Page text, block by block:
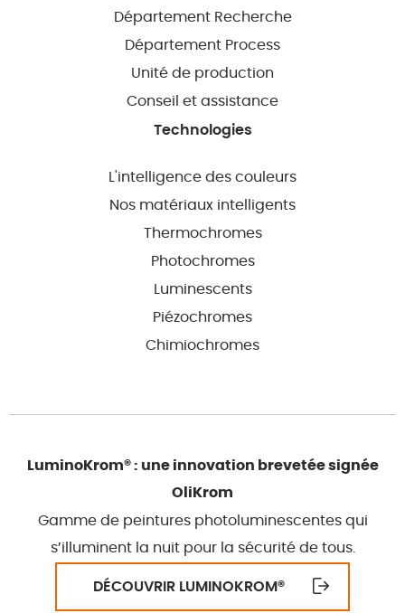
Département Recherche
Département Process
Unité de production
Conseil et assistance
Technologies
L'intelligence des couleurs
Nos matériaux intelligents
Thermochromes
Photochromes
Luminescents
Piézochromes
Chimiochromes
LuminoKrom® : une innovation brevetée signée
OliKrom
Gamme de peintures photoluminescentes qui
s’illuminent la nuit pour la sécurité de tous.
DÉCOUVRIR LUMINOKROM®